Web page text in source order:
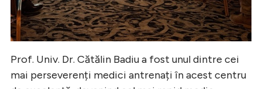
Prof. Univ. Dr. Cătălin Badiu a fost unul dintre cei
mai perseverenți medici antrenați în acest centru